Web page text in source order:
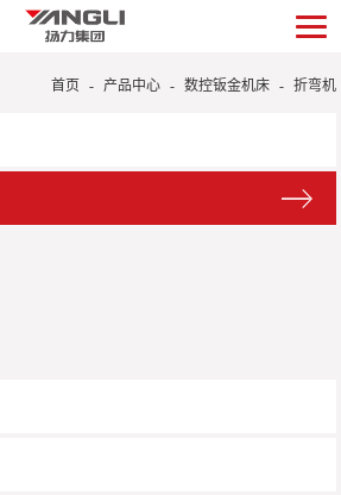
首页 - 产品中心 - 数控钣金机床 - 折弯机